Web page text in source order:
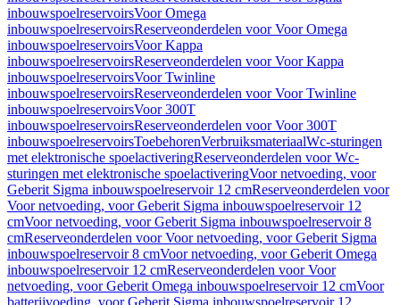
inbouwspoelreservoirsVoor Omega
inbouwspoelreservoirsReserveonderdelen voor Voor Omega
inbouwspoelreservoirsVoor Kappa
inbouwspoelreservoirsReserveonderdelen voor Voor Kappa
inbouwspoelreservoirsVoor Twinline
inbouwspoelreservoirsReserveonderdelen voor Voor Twinline
inbouwspoelreservoirsVoor 300T
inbouwspoelreservoirsReserveonderdelen voor Voor 300T
inbouwspoelreservoirsToebehorenVerbruiksmateriaalWc-sturingen
met elektronische spoelactiveringReserveonderdelen voor Wc-
sturingen met elektronische spoelactiveringVoor netvoeding, voor
Geberit Sigma inbouwspoelreservoir 12 cmReserveonderdelen voor
Voor netvoeding, voor Geberit Sigma inbouwspoelreservoir 12
cmVoor netvoeding, voor Geberit Sigma inbouwspoelreservoir 8
cmReserveonderdelen voor Voor netvoeding, voor Geberit Sigma
inbouwspoelreservoir 8 cmVoor netvoeding, voor Geberit Omega
inbouwspoelreservoir 12 cmReserveonderdelen voor Voor
netvoeding, voor Geberit Omega inbouwspoelreservoir 12 cmVoor
batterijvoeding, voor Geberit Sigma inbouwspoelreservoir 12